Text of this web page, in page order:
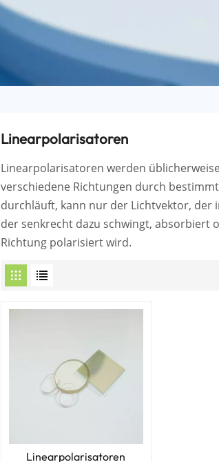
Linearpolarisatoren
Linearpolarisatoren werden
verschiedene Richtungen durch
durchläuft, kann nur der Lichtvektor, der
der senkrecht dazu schwingt, absorbiert
Richtung polarisiert wird.
Linearpolarisatoren